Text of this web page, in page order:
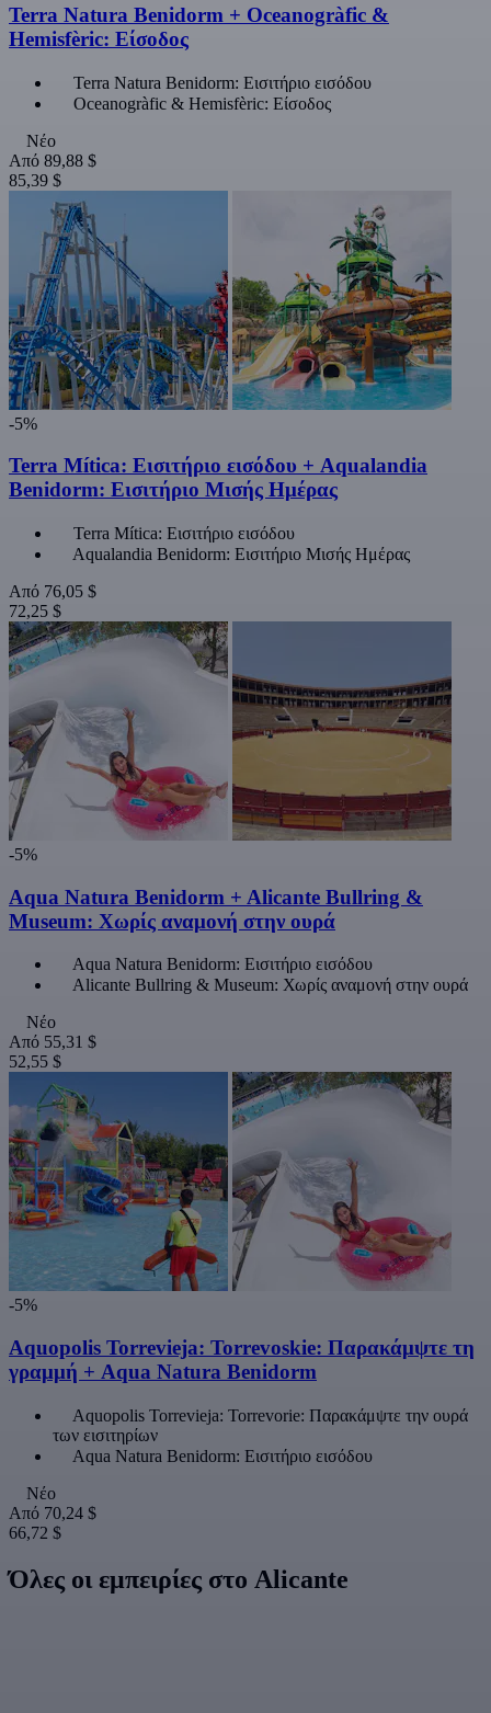
Terra Natura Benidorm + Oceanogràfic &
Hemisfèric: Είσοδος
Terra Natura Benidorm: Εισιτήριο εισόδου
Oceanogràfic & Hemisfèric: Είσοδος
Νέο
Από 89,88 $
85,39 $
-5%
Terra Mítica: Εισιτήριο εισόδου + Aqualandia
Benidorm: Εισιτήριο Μισής Ημέρας
Terra Mítica: Εισιτήριο εισόδου
Aqualandia Benidorm: Εισιτήριο Μισής Ημέρας
Από 76,05 $
72,25 $
-5%
Aqua Natura Benidorm + Alicante Bullring &
Museum: Χωρίς αναμονή στην ουρά
Aqua Natura Benidorm: Εισιτήριο εισόδου
Alicante Bullring & Museum: Χωρίς αναμονή στην ουρά
Νέο
Από 55,31 $
52,55 $
-5%
Aquopolis Torrevieja: Torrevoskie: Παρακάμψτε τη
γραμμή + Aqua Natura Benidorm
Aquopolis Torrevieja: Torrevorie: Παρακάμψτε την ουρά
των εισιτηρίων
Aqua Natura Benidorm: Εισιτήριο εισόδου
Νέο
Από 70,24 $
66,72 $
Όλες οι εμπειρίες στο Alicante